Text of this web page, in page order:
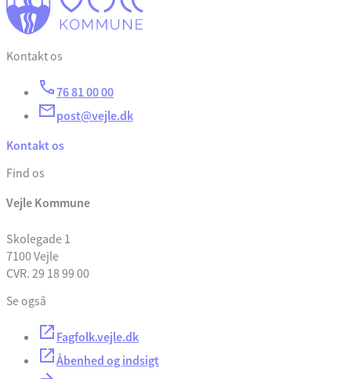
Kontakt os
76 81 00 00
post@vejle.dk
Kontakt os
Find os
Vejle Kommune
Skolegade 1
7100 Vejle
CVR. 29 18 99 00
Se også
Fagfolk.vejle.dk
Åbenhed og indsigt